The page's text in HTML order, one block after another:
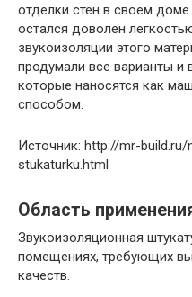
отделки стен в своем
остался доволен
звукоизоляции этого
продумали все варианты и
которые наносятся как
способом.
Источник: http://mr-
stukaturku.html
Область
Звукоизоляционная
помещениях, требующих
качеств.